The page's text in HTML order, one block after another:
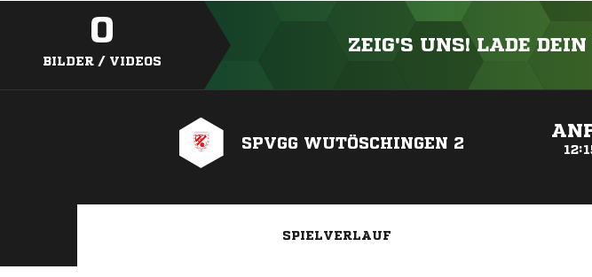
0
BILDER / VIDEOS
ZEIG'S UNS! LADE DEIN
SPVGG WUTÖSCHINGEN 2
SPIELVERLAUF